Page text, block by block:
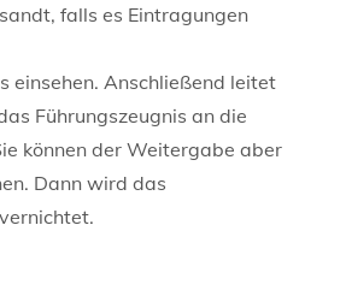
falls es Eintragungen
einsehen. Anschließend leitet
Führungszeugnis an die
können der Weitergabe aber
Dann wird das